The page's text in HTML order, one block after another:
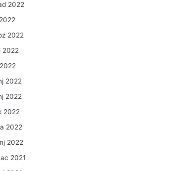
2022
2022
2022
2022
2022
2022
2022
2022
2021